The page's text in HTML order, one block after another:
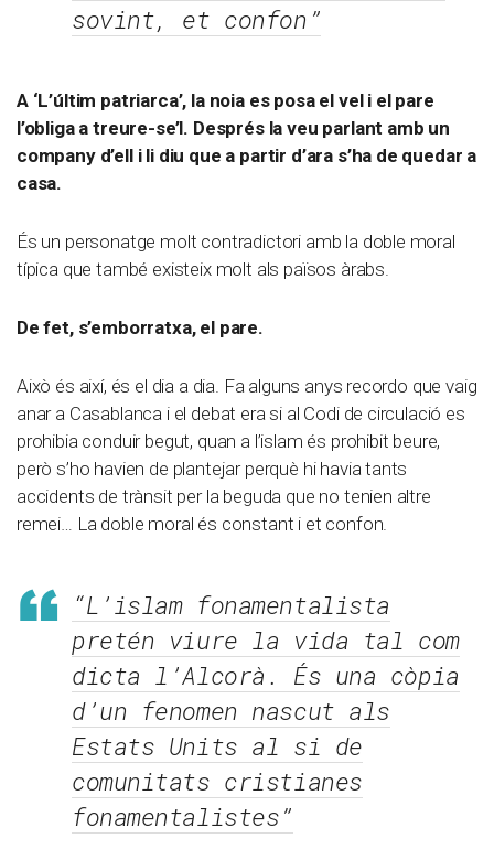
sovint, et confon”
A ‘L’últim patriarca’, la noia es posa el vel i el pare
l’obliga a treure-se’l. Després la veu parlant amb un
company d’ell i li diu que a partir d’ara s’ha de quedar a
casa.
És un personatge molt contradictori amb la doble moral
típica que també existeix molt als països àrabs.
De fet, s’emborratxa, el pare.
Això és així, és el dia a dia. Fa alguns anys recordo que vaig
anar a Casablanca i el debat era si al Codi de circulació es
prohibia conduir begut, quan a l’islam és prohibit beure,
però s’ho havien de plantejar perquè hi havia tants
accidents de trànsit per la beguda que no tenien altre
remei… La doble moral és constant i et confon.
“L’islam fonamentalista
pretén viure la vida tal com
dicta l’Alcorà. És una còpia
d’un fenomen nascut als
Estats Units al si de
comunitats cristianes
fonamentalistes”